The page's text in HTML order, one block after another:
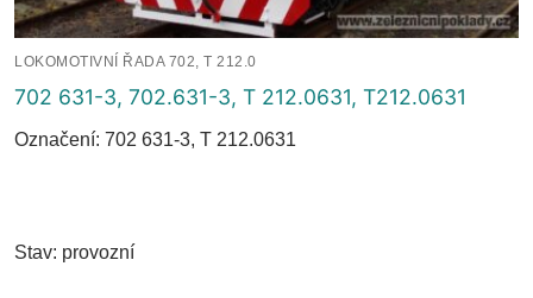
LOKOMOTIVNÍ ŘADA 702, T 212.0
702 631-3, 702.631-3, T 212.0631, T212.0631
Označení: 702 631-3, T 212.0631
Stav: provozní